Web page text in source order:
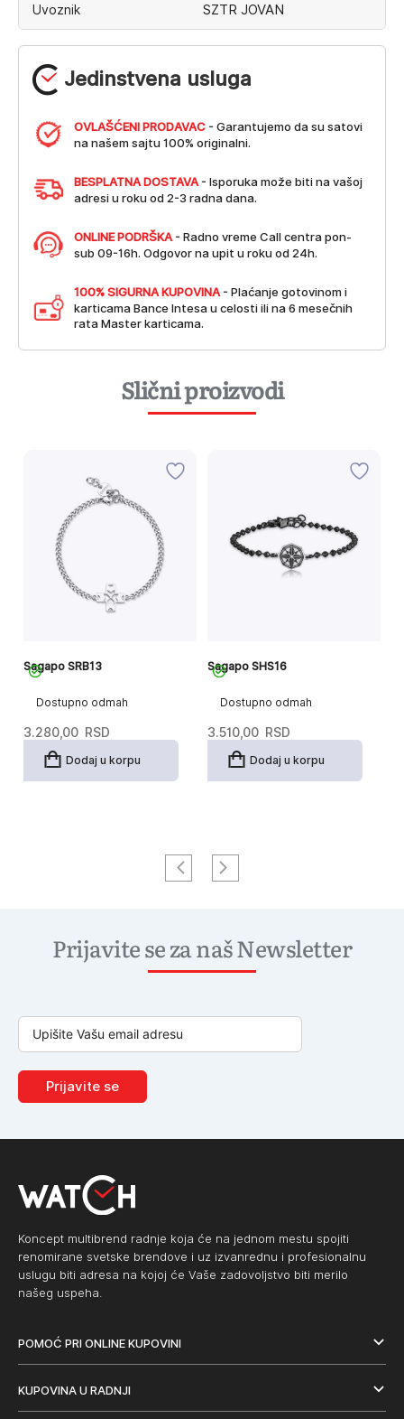
Jedinstvena usluga
OVLAŠĆENI PRODAVAC - Garantujemo da su satovi
na našem sajtu 100% originalni.
BESPLATNA DOSTAVA - Isporuka može biti na vašoj
adresi u roku od 2-3 radna dana.
ONLINE PODRŠKA - Radno vreme Call centra pon-
sub 09-16h. Odgovor na upit u roku od 24h.
100% SIGURNA KUPOVINA - Plaćanje gotovinom i
karticama Bance Intesa u celosti ili na 6 mesečnih
rata Master karticama.
Uvoznik SZTR JOVAN
Slični proizvodi
Dostupno odmah
Sagapo SRB13
3.280,00 RSD
Dodaj u korpu
Dostupno odmah
Sagapo SHS16
3.510,00 RSD
Dodaj u korpu
Prijavite se za naš Newsletter
Prijavite se
Koncept multibrend radnje koja će na jednom mestu spojiti
renomirane svetske brendove i uz izvanrednu i profesionalnu
uslugu biti adresa na kojoj će Vaše zadovoljstvo biti merilo
našeg uspeha.
POMOĆ PRI ONLINE KUPOVINI
KUPOVINA U RADNJI